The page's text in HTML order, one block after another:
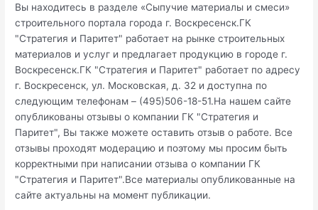
Вы находитесь в разделе «Сыпучие материалы и смеси»
строительного портала города г. Воскресенск.ГК
"Стратегия и Паритет" работает на рынке строительных
материалов и услуг и предлагает продукцию в городе г.
Воскресенск.ГК "Стратегия и Паритет" работает по адресу
г. Воскресенск, ул. Московская, д. 32 и доступна по
следующим телефонам – (495)506-18-51.На нашем сайте
опубликованы отзывы о компании ГК "Стратегия и
Паритет", Вы также можете оставить отзыв о работе. Все
отзывы проходят модерацию и поэтому мы просим быть
корректными при написании отзыва о компании ГК
"Стратегия и Паритет".Все материалы опубликованные на
сайте актуальны на момент публикации.